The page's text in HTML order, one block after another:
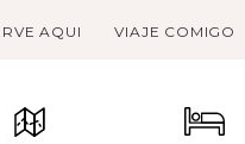
AQUI VIAJE COMIGO